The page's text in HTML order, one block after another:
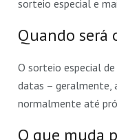
sorteio especial e
Quando
O sorteio especial
datas – geralmente,
normalmente até
O que muda